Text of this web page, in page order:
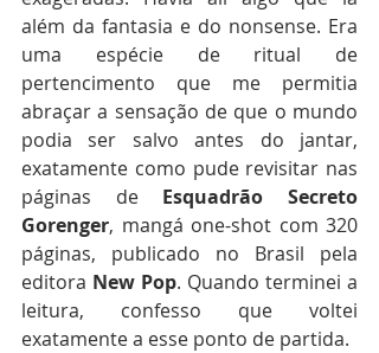
além da fantasia e do nonsense. Era
uma espécie de ritual de
pertencimento que me permitia
abraçar a sensação de que o mundo
podia ser salvo antes do jantar,
exatamente como pude revisitar nas
páginas de Esquadrão
Secreto
Gorenger, mangá one-shot com 320
páginas, publicado no Brasil pela
editora New Pop. Quando terminei a
leitura, confesso que voltei
exatamente a esse ponto de partida.